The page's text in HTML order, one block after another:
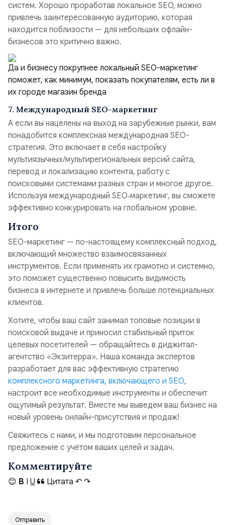
систем. Хорошо проработав локальное SEO, можно
привлечь заинтересованную аудиторию, которая
находится поблизости — для небольших офлайн-
бизнесов это критично важно.
Да и бизнесу покрупнее локальный SEO-маркетинг
поможет, как минимум, показать покупателям, есть ли в
их городе магазин бренда
7. Международный SEO-маркетинг
А если вы нацелены на выход на зарубежные рынки, вам
понадобится комплексная международная SEO-
стратегия. Это включает в себя настройку
мультиязычных/мультирегиональных версий сайта,
перевод и локализацию контента, работу с
поисковыми системами разных стран и многое другое.
Используя международный SEO‑маркетинг, вы сможете
эффективно конкурировать на глобальном уровне.
Итого
SEO-маркетинг — по-настоящему комплексный подход,
включающий множество взаимосвязанных
инструментов. Если применять их грамотно и системно,
это поможет существенно повысить видимость
бизнеса в интернете и привлечь больше потенциальных
клиентов.
Хотите, чтобы ваш сайт занимал топовые позиции в
поисковой выдаче и приносил стабильный приток
целевых посетителей — обращайтесь в диджитал-
агентство «Экзитерра». Наша команда экспертов
разработает для вас эффективную стратегию
комплексного маркетинга, включающего и SEO,
настроит все необходимые инструменты и обеспечит
ощутимый результат. Вместе мы выведем ваш бизнес на
новый уровень онлайн-присутствия и продаж!
Свяжитесь с нами, и мы подготовим персональное
предложение с учётом ваших целей и задач.
Комментируйте
😊 B I U Цитата ↶ ↷
Отправить